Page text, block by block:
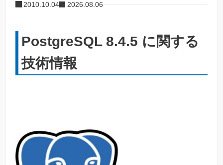
2010.10.04 2026.08.06
PostgreSQL 8.4.5 に関する
技術情報